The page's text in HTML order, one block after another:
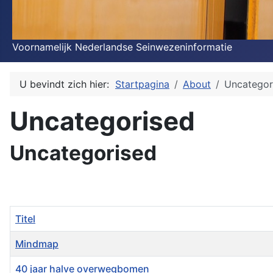
Voornamelijk Nederlandse Seinwezeninformatie
U bevindt zich hier: Startpagina About
Uncategorised
Uncategorised
Titel
Mindmap
40 jaar halve overwegbomen